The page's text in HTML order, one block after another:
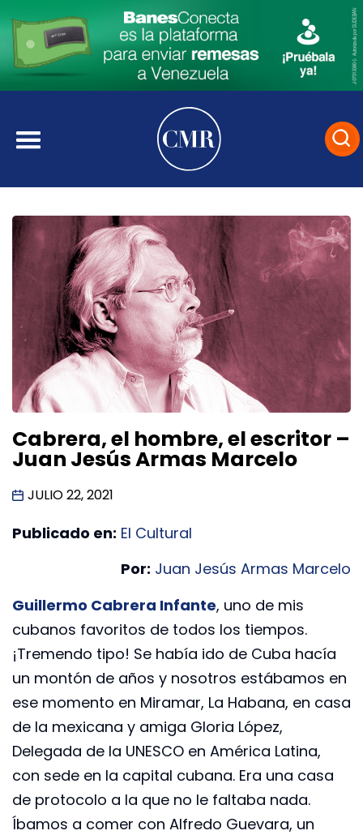
Cabrera, el hombre, el escritor –
Juan Jesús Armas Marcelo
JULIO 22, 2021
Publicado en: El Cultural
Por: Juan Jesús Armas Marcelo
Guillermo Cabrera Infante, uno de mis
cubanos favoritos de todos los tiempos.
¡Tremendo tipo! Se había ido de Cuba hacía
un montón de años y nosotros estábamos en
ese momento en Miramar, La Habana, en casa
de la mexicana y amiga Gloria López,
Delegada de la UNESCO en América Latina,
con sede en la capital cubana. Era una casa
de protocolo a la que no le faltaba nada.
Íbamos a comer con Alfredo Guevara, un